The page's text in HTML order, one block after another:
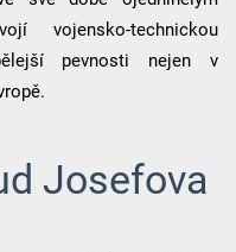
vojensko-technickou
pevnosti nejen v
Josefova